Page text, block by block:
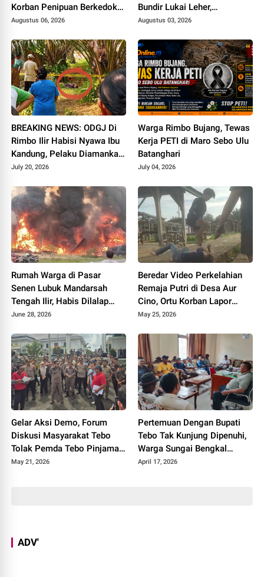
Korban Penipuan Berkedok
Pemesanan Racun Tikus
Augustus 06, 2026
Bundir Lukai Leher,
Sebelumnya Pernah Potong
Augustus 03, 2026
BREAKING NEWS: ODGJ Di
Rimbo Ilir Habisi Nyawa Ibu
Kandung, Pelaku Diamankan
di Mapolsek
July 20, 2026
Warga Rimbo Bujang, Tewas
Kerja PETI di Maro Sebo Ulu
Batanghari
July 04, 2026
Rumah Warga di Pasar
Senen Lubuk Mandarsah
Tengah Ilir, Habis Dilalap
Sijago Merah
June 28, 2026
Beredar Video Perkelahian
Remaja Putri di Desa Aur
Cino, Ortu Korban Lapor
Polisi
May 25, 2026
Gelar Aksi Demo, Forum
Diskusi Masyarakat Tebo
Tolak Pemda Tebo Pinjaman
PT SMI
May 21, 2026
Pertemuan Dengan Bupati
Tebo Tak Kunjung Dipenuhi,
Warga Sungai Bengkal
Geruduk Kantor Camat Tebo
April 17, 2026
ADV'